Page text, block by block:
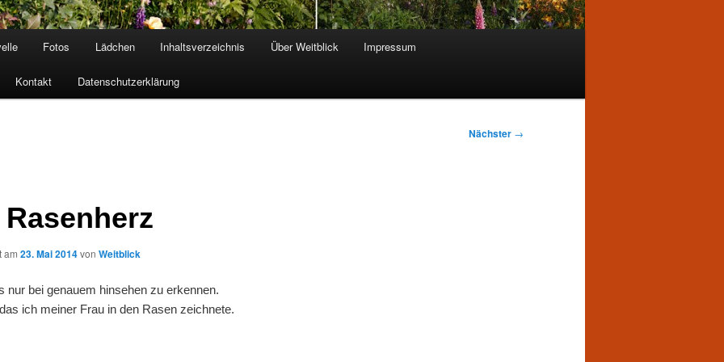
Fotos Lädchen Inhaltsverzeichnis Über Weitblick Impressum
Kontakt Datenschutzerklärung
Nächster →
Rasenherz
am 23. Mai 2014von Weitblick
nur bei genauem hinsehen zu erkennen.
ich meiner Frau in den Rasen zeichnete.